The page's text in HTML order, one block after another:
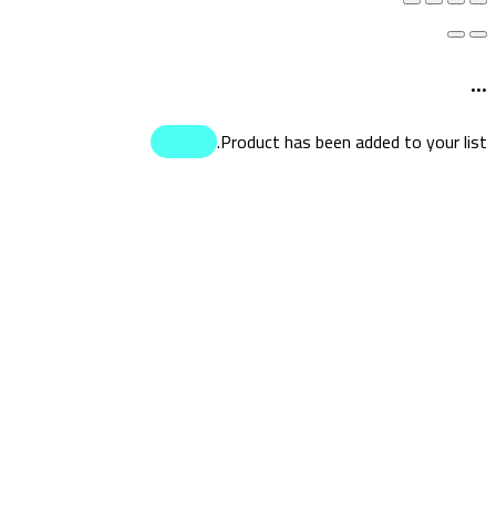
...
Product has been added to your list.